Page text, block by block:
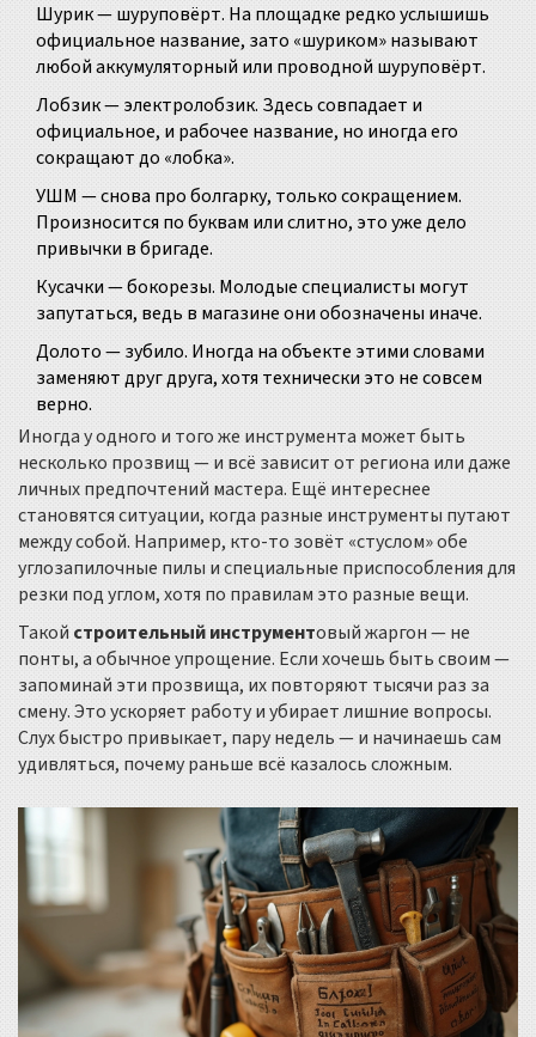
Шурик — шуруповёрт. На площадке редко услышишь
официальное название, зато «шуриком» называют
любой аккумуляторный или проводной шуруповёрт.
Лобзик — электролобзик. Здесь совпадает и
официальное, и рабочее название, но иногда его
сокращают до «лобка».
УШМ — снова про болгарку, только сокращением.
Произносится по буквам или слитно, это уже дело
привычки в бригаде.
Кусачки — бокорезы. Молодые специалисты могут
запутаться, ведь в магазине они обозначены иначе.
Долото — зубило. Иногда на объекте этими словами
заменяют друг друга, хотя технически это не совсем
верно.
Иногда у одного и того же инструмента может быть
несколько прозвищ — и всё зависит от региона или даже
личных предпочтений мастера. Ещё интереснее
становятся ситуации, когда разные инструменты путают
между собой. Например, кто-то зовёт «стуслом» обе
углозапилочные пилы и специальные приспособления для
резки под углом, хотя по правилам это разные вещи.
Такойстроительный инструментовый жаргон — не
понты, а обычное упрощение. Если хочешь быть своим —
запоминай эти прозвища, их повторяют тысячи раз за
смену. Это ускоряет работу и убирает лишние вопросы.
Слух быстро привыкает, пару недель — и начинаешь сам
удивляться, почему раньше всё казалось сложным.